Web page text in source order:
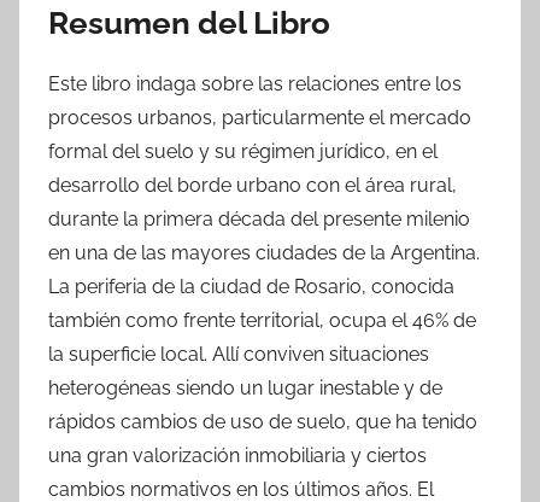
Resumen del Libro
Este libro indaga sobre las relaciones entre los
procesos urbanos, particularmente el mercado
formal del suelo y su régimen jurídico, en el
desarrollo del borde urbano con el área rural,
durante la primera década del presente milenio
en una de las mayores ciudades de la Argentina.
La periferia de la ciudad de Rosario, conocida
también como frente territorial, ocupa el 46% de
la superficie local. Allí conviven situaciones
heterogéneas siendo un lugar inestable y de
rápidos cambios de uso de suelo, que ha tenido
una gran valorización inmobiliaria y ciertos
cambios normativos en los últimos años. El